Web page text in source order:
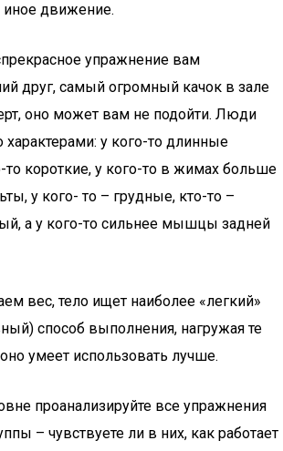
иное движение.
упражнение вам
друг, самый огромный качок в зале
оно может вам не подойти. Люди
характерами: у кого-то длинные
то короткие, у кого-то в жимах больше
у кого- то – грудные, кто-то –
а у кого-то сильнее мышцы задней
вес, тело ищет наиболее «легкий»
способ выполнения, нагружая те
умеет использовать лучше.
проанализируйте все упражнения
– чувствуете ли в них, как работает